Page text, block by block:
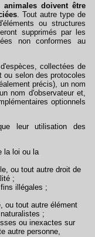
animales doivent être
. Tout autre type de
ou structures
supprimés par les
non conformes au
collectées de
ou selon des protocoles
précis), un nom
nom d'observateur et,
optionnels
leur utilisation des
la loi ou la
ou tout autre droit de
;
illégales ;
ou tout autre élément
;
ou inexactes sur
autre personne,